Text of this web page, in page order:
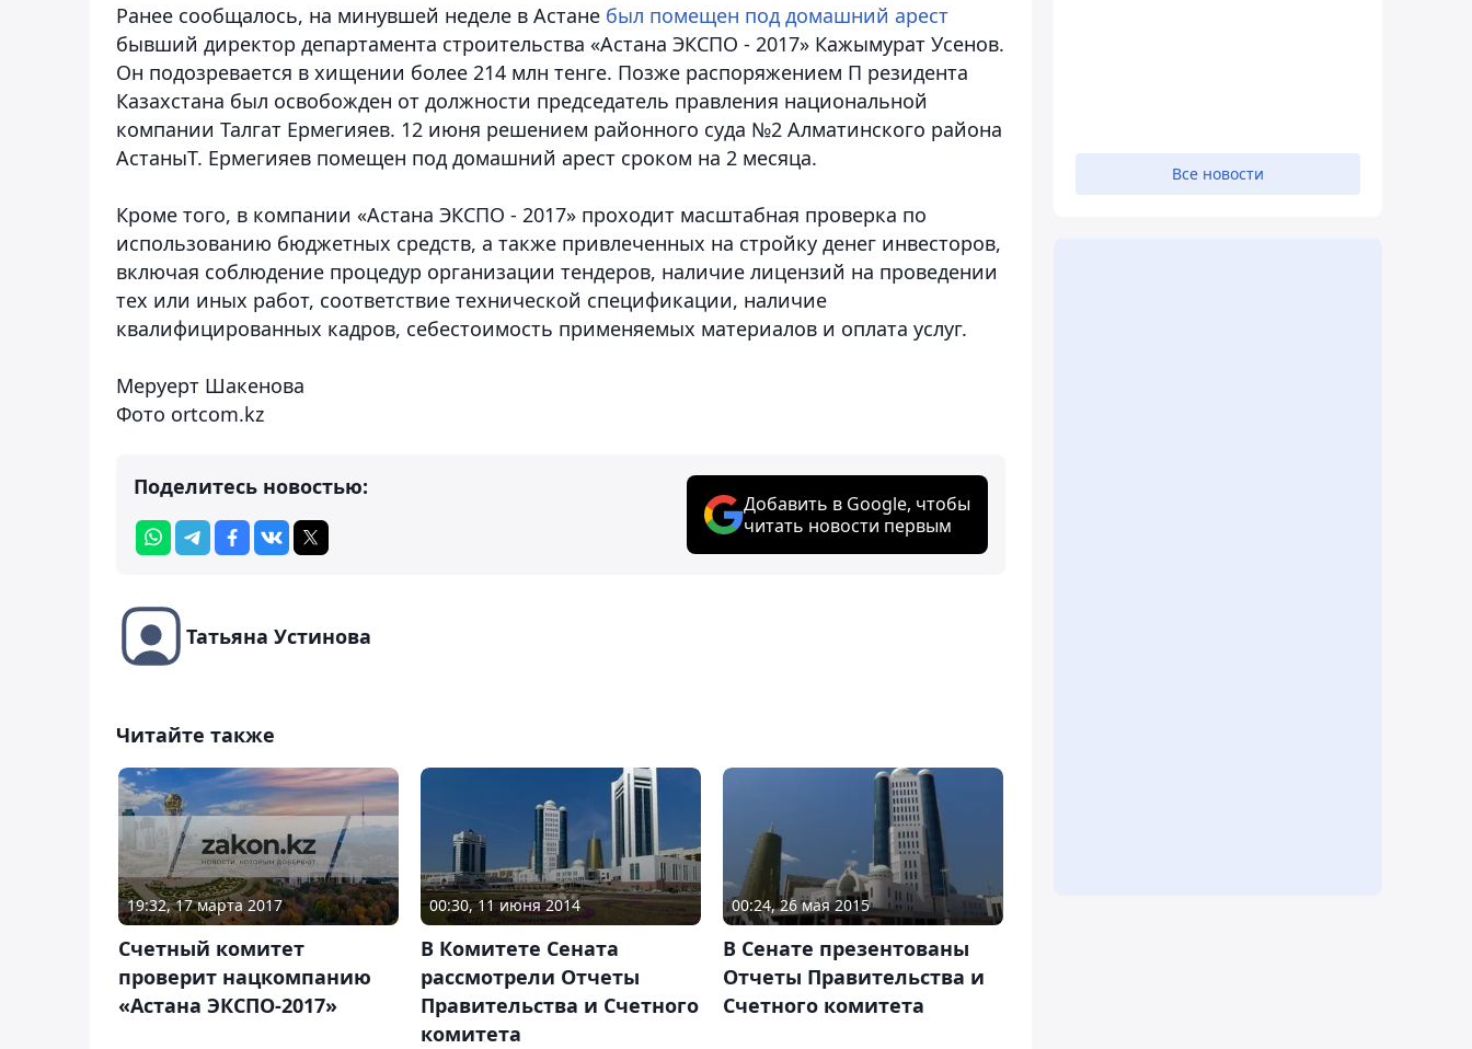
Ранее сообщалось, на минувшей неделе в Астане был помещен под домашний арест
бывший директор департамента строительства «Астана ЭКСПО - 2017» Кажымурат Усенов.
Он подозревается в хищении более 214 млн тенге. Позже распоряжением П резидента
Казахстана был освобожден от должности председатель правления национальной
компании Талгат Ермегияев. 12 июня решением районного суда №2 Алматинского района
АстаныТ. Ермегияев помещен под домашний арест сроком на 2 месяца.
Кроме того, в компании «Астана ЭКСПО - 2017» проходит масштабная проверка по
использованию бюджетных средств, а также привлеченных на стройку денег инвесторов,
включая соблюдение процедур организации тендеров, наличие лицензий на проведении
тех или иных работ, соответствие технической спецификации, наличие
квалифицированных кадров, себестоимость применяемых материалов и оплата услуг.
Меруерт Шакенова
Фото ortcom.kz
Поделитесь новостью:
Добавить в Google, чтобы
читать новости первым
Татьяна Устинова
Читайте также
19:32, 17 марта 2017
Счетный комитет
проверит нацкомпанию
«Астана ЭКСПО-2017»
00:30, 11 июня 2014
В Комитете Сената
рассмотрели Отчеты
Правительства и Счетного
комитета
00:24, 26 мая 2015
В Сенате презентованы
Отчеты Правительства и
Счетного комитета
Все новости